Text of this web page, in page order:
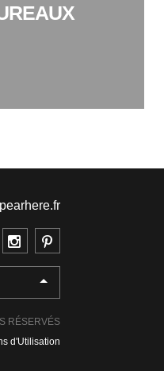
RÉSERVÉS
d'Utilisation